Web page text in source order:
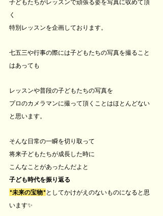
子どもたちがレッスンで頑張る姿を写真に収めて頂
く
特別レッスンを企画しております。
七五三や行事の際には子どもたちの写真を撮ること
はあっても
レッスンや普段の子どもたちの写真を
プロのカメラマンに撮って頂くことはほとんどない
と思います。
そんな日常の一瞬を切り取って
将来子どもたちが成長した時に
こんなことがあったんだよと
子ども時代を振り返る
"未来の宝物" としてかけがえのないものになると思
います✨